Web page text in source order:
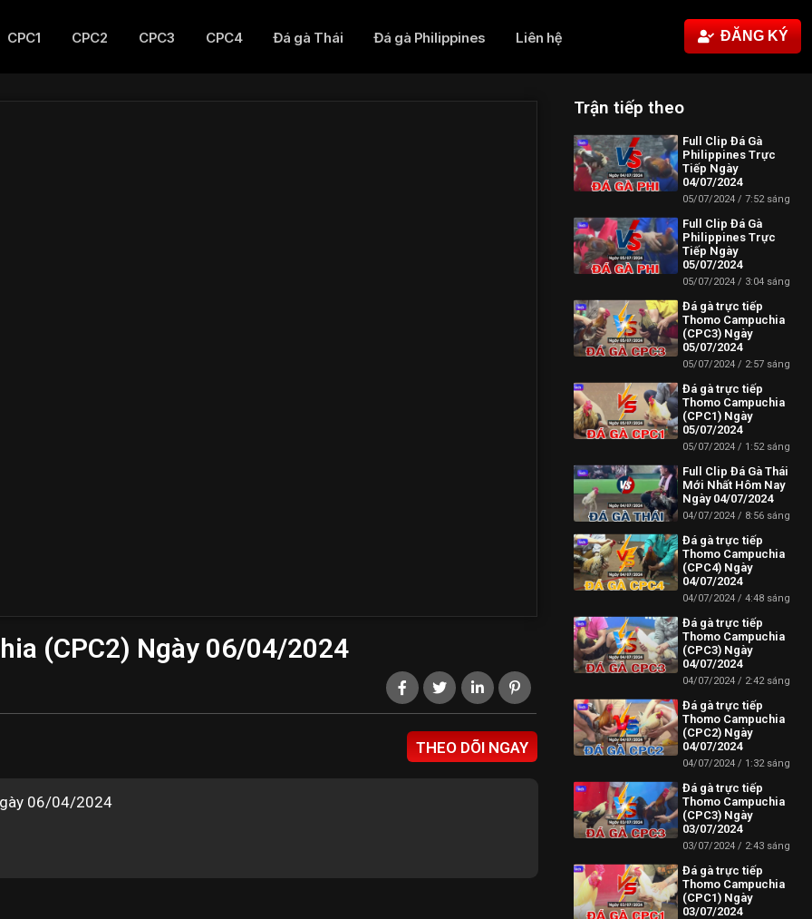
CPC1 CPC2 CPC3 CPC4 Đá gà Thái Đá gà Philippines Liên hệ ĐĂNG KÝ
(CPC2) Ngày 06/04/2024
THEO DÕI NGAY
06/04/2024
Trận tiếp theo
Full Clip Đá Gà
Philippines Trực
Tiếp Ngày
04/07/2024
05/07/2024 7:52 sáng
Full Clip Đá Gà
Philippines Trực
Tiếp Ngày
05/07/2024
05/07/2024 3:04 sáng
Đá gà trực tiếp
Thomo Campuchia
(CPC3) Ngày
05/07/2024
05/07/2024 2:57 sáng
Đá gà trực tiếp
Thomo Campuchia
(CPC1) Ngày
05/07/2024
05/07/2024 1:52 sáng
Full Clip Đá Gà Thái
Mới Nhất Hôm Nay
Ngày 04/07/2024
04/07/2024 8:56 sáng
Đá gà trực tiếp
Thomo Campuchia
(CPC4) Ngày
04/07/2024
04/07/2024 4:48 sáng
Đá gà trực tiếp
Thomo Campuchia
(CPC3) Ngày
04/07/2024
04/07/2024 2:42 sáng
Đá gà trực tiếp
Thomo Campuchia
(CPC2) Ngày
04/07/2024
04/07/2024 1:32 sáng
Đá gà trực tiếp
Thomo Campuchia
(CPC3) Ngày
03/07/2024
03/07/2024 2:43 sáng
Đá gà trực tiếp
Thomo Campuchia
(CPC1) Ngày
03/07/2024